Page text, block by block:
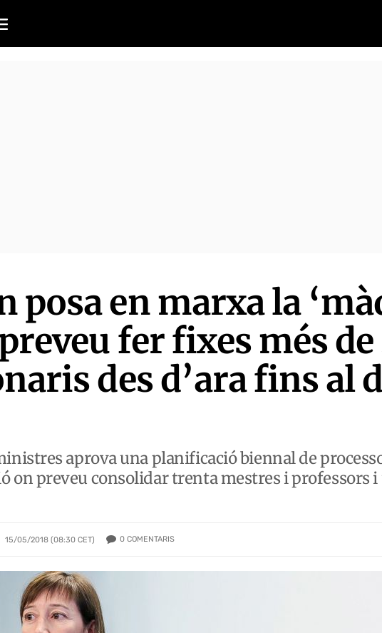
posa en marxa la
fer fixes més
des d’ara fins al
aprova una planificació biennal de
on preveu consolidar trenta mestres i professors
15/05/2018 (08:30 CET) 0 COMENTARIS